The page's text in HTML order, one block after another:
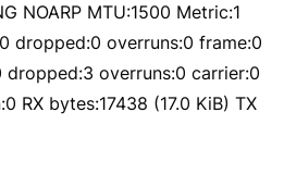
NOARP MTU:1500 Metric:1
dropped:0 overruns:0 frame:0
overruns:0 carrier:0
RX bytes:17438 (17.0 KiB) TX